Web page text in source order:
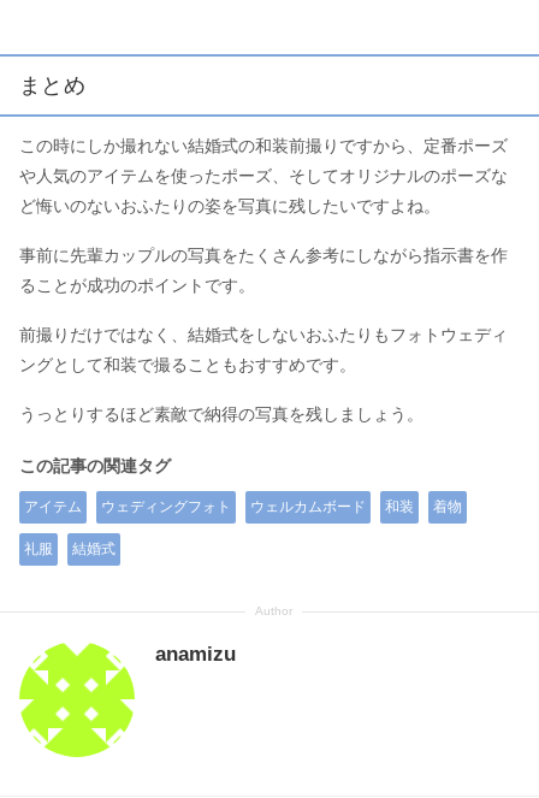
まとめ
この時にしか撮れない結婚式の和装前撮りですから、定番ポーズ
や人気のアイテムを使ったポーズ、そしてオリジナルのポーズな
ど悔いのないおふたりの姿を写真に残したいですよね。
事前に先輩カップルの写真をたくさん参考にしながら指示書を作
ることが成功のポイントです。
前撮りだけではなく、結婚式をしないおふたりもフォトウェディ
ングとして和装で撮ることもおすすめです。
うっとりするほど素敵で納得の写真を残しましょう。
この記事の関連タグ
アイテム ウェディングフォト ウェルカムボード 和装 着物
礼服 結婚式
anamizu